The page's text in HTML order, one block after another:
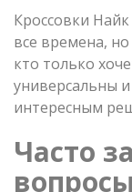
Кроссовки
все времена,
кто только
универсальны
интересным
Часто
вопросы